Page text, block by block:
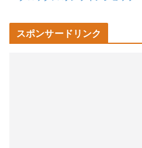
スポンサードリンク